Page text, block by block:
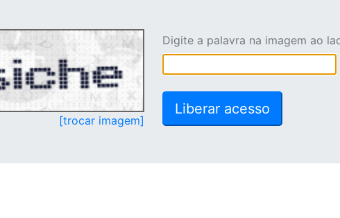
[trocar imagem]
Digite a palavra na imagem ao